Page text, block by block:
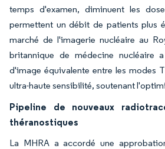
temps d'examen, diminuent les
permettent un débit de patients plus
marché de l'imagerie nucléaire au
britannique de médecine nucléaire
d'image équivalente entre les modes
ultra-haute sensibilité, soutenant
Pipeline de nouveaux
théranostiques
La MHRA a accordé une